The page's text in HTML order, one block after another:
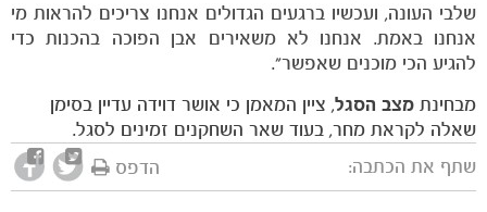
שלבי העונה, ועכשיו ברגעים הגדולים אנחנו צריכים להראות מי
אנחנו באמת. אנחנו לא משאירים אבן הפוכה בהכנות כדי
להגיע הכי מוכנים שאפשר".
מבחינת מצב הסגל, ציין המאמן כי אושר דוידה עדיין בסימן
שאלה לקראת מחר, בעוד שאר השחקנים זמינים לסגל.
שתף את הכתבה:
הדפס